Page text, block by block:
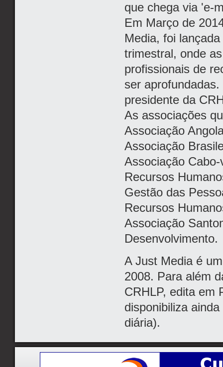
que chega via 'e-
Em Março de
Media, foi
trimestral, onde
profissionais de
ser
presidente da
As associações
Associação
Associação
Associação
Recursos
Gestão das
Recursos
Associação
Desenvolvimento.
A Just Media é
2008. Para além
CRHLP, edita em
disponibiliza
diária).